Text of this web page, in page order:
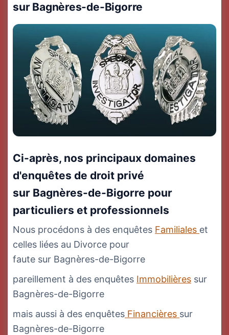
sur Bagnères-de-Bigorre
Ci-après, nos principaux domaines
d'enquêtes de droit privé
sur Bagnères-de-Bigorre pour
particuliers et professionnels
Nous procédons à des enquêtes Familiales et
celles liées au Divorce pour
faute sur Bagnères-de-Bigorre
pareillement à des enquêtes Immobilières sur
Bagnères-de-Bigorre
mais aussi à des enquêtes Financières sur
Bagnères-de-Bigorre